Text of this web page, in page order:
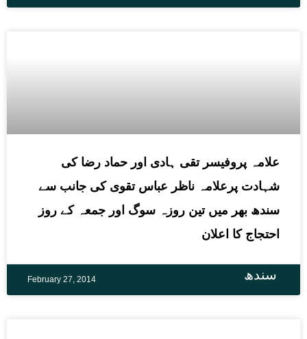
سندھ
علامہ پروفیسر تقی ہادی اور حماد رضا کی
شہادت پرعلامہ ناظر عباس تقوی کی جانب سے
سندھ بھر میں تین روزہ سوگ اور جمعہ کے روز
احتجاج کا اعلان
February 27, 2014